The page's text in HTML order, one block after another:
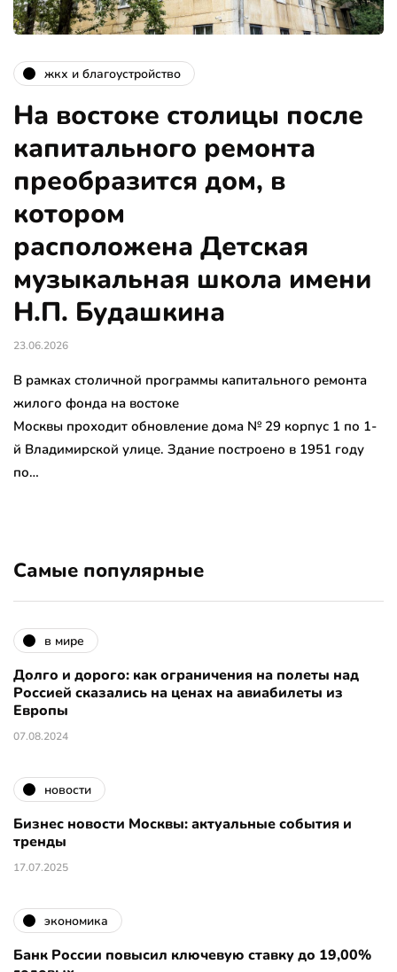
жкх и благоустройство
На востоке столицы после
капитального ремонта
преобразится дом, в
котором
расположена Детская
музыкальная школа имени
Н.П. Будашкина
23.06.2026
В рамках столичной программы капитального ремонта
жилого фонда на востоке
Москвы проходит обновление дома № 29 корпус 1 по 1-
й Владимирской улице. Здание построено в 1951 году
по…
Самые популярные
в мире
Долго и дорого: как ограничения на полеты над
Россией сказались на ценах на авиабилеты из
Европы
07.08.2024
новости
Бизнес новости Москвы: актуальные события и
тренды
17.07.2025
экономика
Банк России повысил ключевую ставку до 19,00%